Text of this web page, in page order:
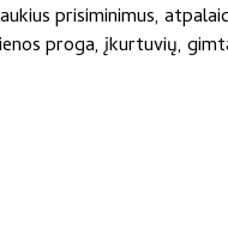
prisiminimus,
proga, įkurtuvių,